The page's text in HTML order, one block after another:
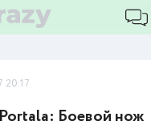
20:17
Боевой нож